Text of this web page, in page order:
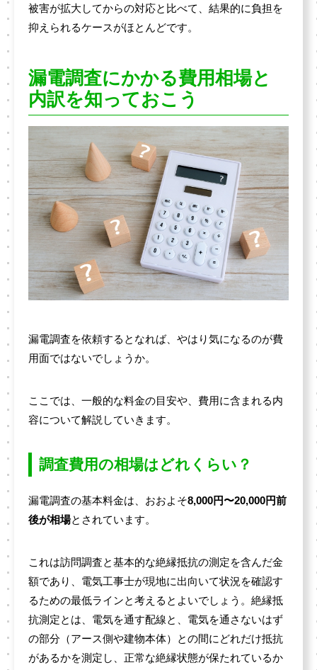
被害が拡大してからの対応と比べて、結果的に負担を
抑えられるケースがほとんどです。
漏電調査にかかる費用相場と
内訳を知っておこう
漏電調査を依頼するとなれば、やはり気になるのが費
用面ではないでしょうか。
ここでは、一般的な料金の目安や、費用に含まれる内
容について解説していきます。
調査費用の相場はどれくらい？
漏電調査の基本料金は、おおよそ8,000円〜20,000円前
後が相場とされています。
これは訪問調査と基本的な絶縁抵抗の測定を含んだ金
額であり、電気工事士が現地に出向いて状況を確認す
るための最低ラインと考えるとよいでしょう。絶縁抵
抗測定とは、電気を通す配線と、電気を通さないはず
の部分（アース側や建物本体）との間にどれだけ抵抗
があるかを測定し、正常な絶縁状態が保たれているか